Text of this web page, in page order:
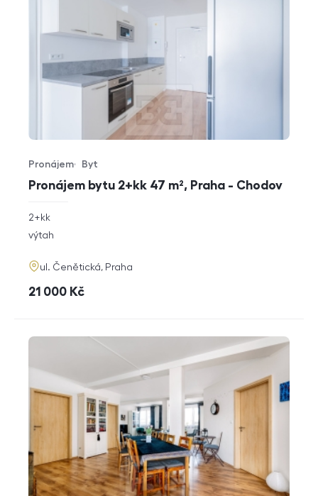
Pronájem bytu 2+kk 47 m², Praha - Chodov
Typ nabídky
Pronájem
Typ nemovitosti
Byt
rozměry
2+kk
funkce
výtah
adresa
ul. Čenětická, Praha
cena
21 000 Kč